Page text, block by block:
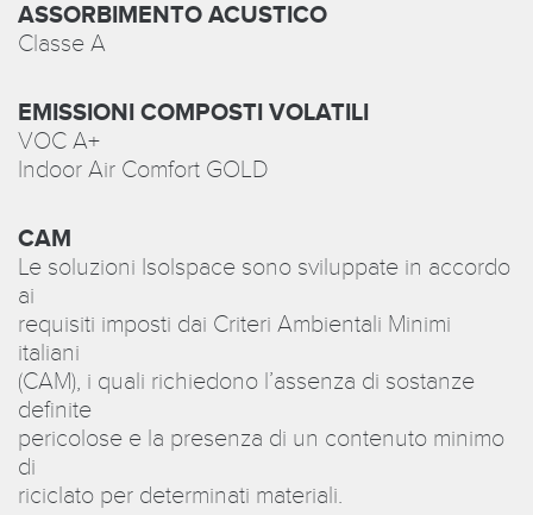
ASSORBIMENTO ACUSTICO
Classe A
EMISSIONI COMPOSTI VOLATILI
VOC A+
Indoor Air Comfort GOLD
CAM
Le soluzioni Isolspace sono sviluppate in accordo
ai
requisiti imposti dai Criteri Ambientali Minimi
italiani
(CAM), i quali richiedono l’assenza di sostanze
definite
pericolose e la presenza di un contenuto minimo
di
riciclato per determinati materiali.